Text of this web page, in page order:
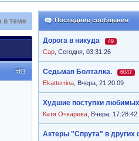
Последние сообщения
Дорога в никуда 49
Cap Сегодня, 03:31:26
Седьмая Болталка. 6047
Ekatterrina Вчера, 21:20:09
Худшие поступки любимых
Катя Очкарева Вчера, 17:28:42
Актеры "Спрута" в других
в теме
#61